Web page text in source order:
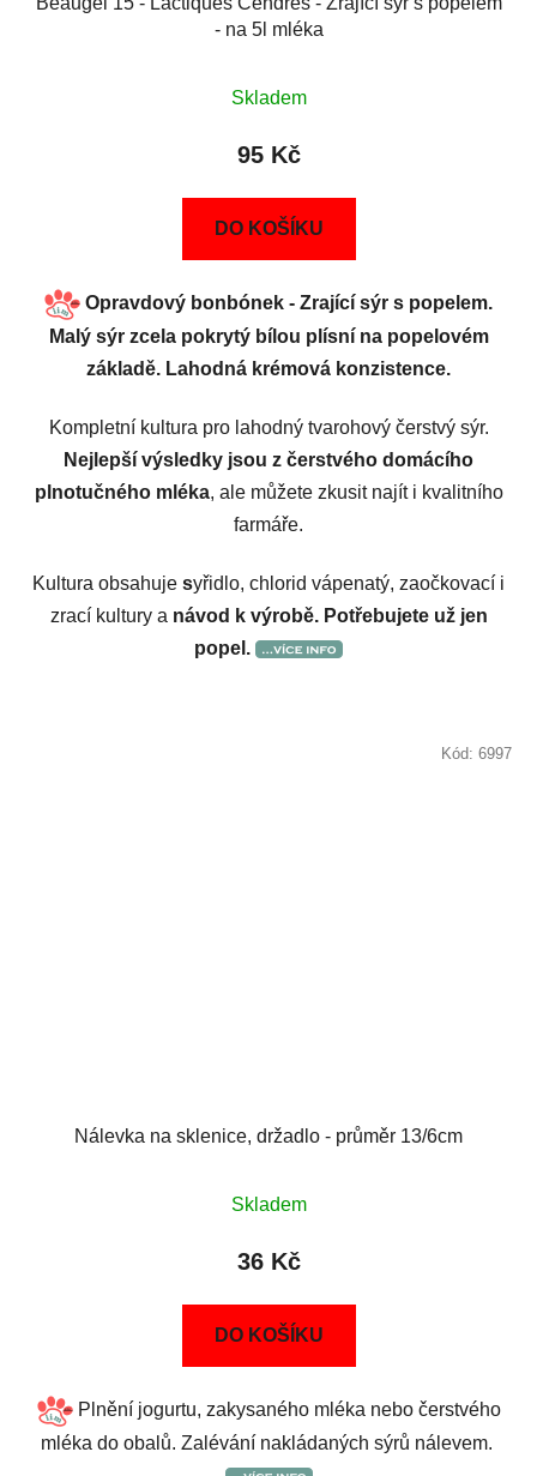
- na 5l mléka
Skladem
95 Kč
DO KOŠÍKU
Opravdový bonbónek - Zrající sýr s popelem.
Malý sýr zcela pokrytý bílou plísní na popelovém
základě. Lahodná krémová konzistence.
Kompletní kultura pro lahodný tvarohový čerstvý sýr.
Nejlepší výsledky jsou z čerstvého domácího
plnotučného mléka, ale můžete zkusit najít i kvalitního
farmáře.
Kultura obsahuje syřidlo, chlorid vápenatý, zaočkovací i
zrací kultury a návod k výrobě. Potřebujete už jen
popel.
Nálevka na sklenice, držadlo - průměr 13/6cm
Skladem
36 Kč
DO KOŠÍKU
Plnění jogurtu, zakysaného mléka nebo čerstvého
mléka do obalů. Zalévání nakládaných sýrů nálevem.
Kód: 6997